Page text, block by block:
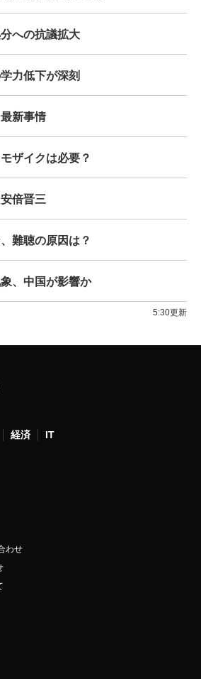
への抗議拡大
力低下が深刻
新事情
ザイクは必要？
倍晋三
難聴の原因は？
、中国が影響か
5:30更新
経済 IT
わせ